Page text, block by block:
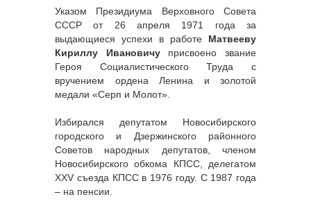
Указом Президиума Верховного Совета
СССР от 26 апреля 1971 года за
выдающиеся успехи в работе Матвееву
Кириллу Ивановичуприсвоено звание
Героя Социалистического Труда с
вручением ордена Ленина и золотой
медали «Серп и Молот».
Избирался депутатом Новосибирского
городского и Дзержинского районного
Советов народных депутатов, членом
Новосибирского обкома КПСС, делегатом
XXV съезда КПСС в 1976 году. С 1987 года
– на пенсии.